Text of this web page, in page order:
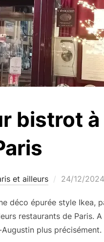
bistrot
et ailleurs
Publié
24/12/2024
déco épurée style Ikea,
restaurants de Paris.
plus